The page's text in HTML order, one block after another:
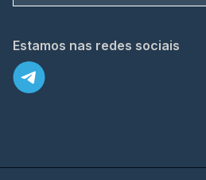
Estamos nas redes sociais